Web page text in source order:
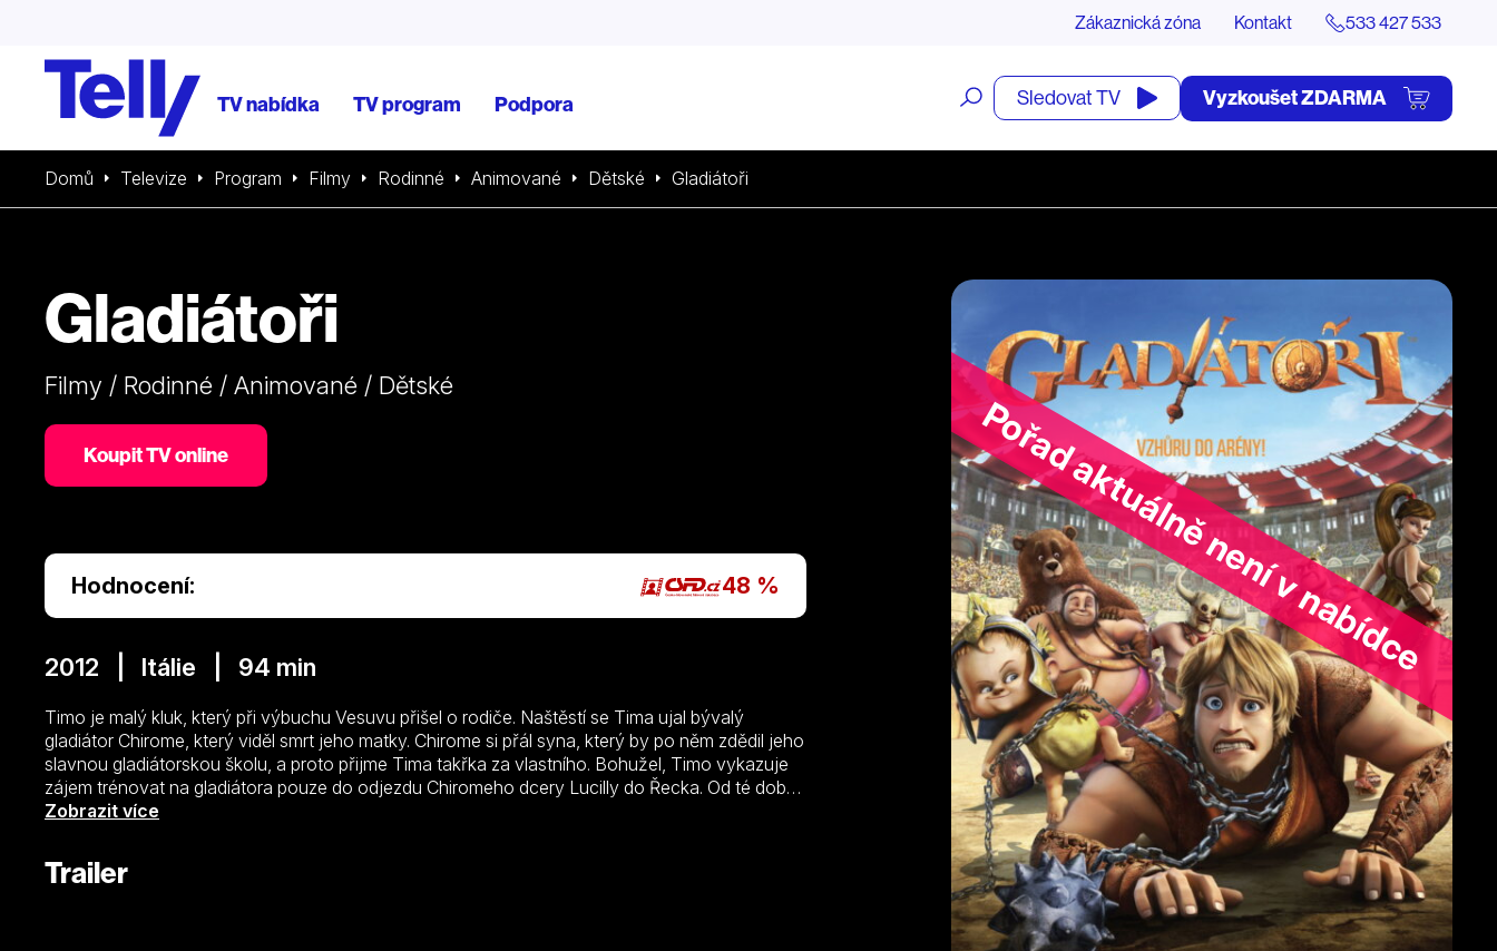
Zákaznická zóna Kontakt 533 427 533
TV nabídka TV program Podpora
Otevřít
vyhledávání
Sledovat TV Vyzkoušet ZDARMA
Domů Televize Program Filmy Rodinné Animované Dětské Gladiátoři
Pořad aktuálně není v nabídce
Gladiátoři
Filmy / Rodinné / Animované / Dětské
Koupit TV online
Hodnocení: 48 %
2012 | Itálie | 94 min
Timo je malý kluk, který při výbuchu Vesuvu přišel o rodiče. Naštěstí se Tima ujal bývalý
gladiátor Chirome, který viděl smrt jeho matky. Chirome si přál syna, který by po něm zdědil jeho
slavnou gladiátorskou školu, a proto přijme Tima takřka za vlastního. Bohužel, Timo vykazuje
zájem trénovat na gladiátora pouze do odjezdu Chiromeho dcery Lucilly do Řecka. Od té doby
uplynulo několik let, a z Tima vyrostl neschopný, apatický mladý muž, který svému pěstounovi
kdy dřív – a proti své vůli zasnoubená s nejlepším gladiátorem Říma. A na Tima čeká obtížný
úkol, změnit se a před zraky všech lidí v Koloseu dokázat nejen sobě, ale také Lucille a jejímu
Zobrazit více
Trailer